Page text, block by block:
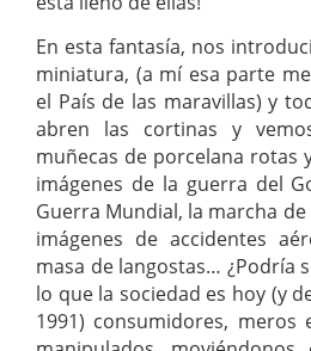
En esta fantasía, nos
miniatura, (a mí esa parte
el País de las maravillas) y
abren las cortinas y
muñecas de porcelana rotas
imágenes de la guerra del
Guerra Mundial, la marcha
imágenes de accidentes
masa de langostas… ¿Podría
lo que la sociedad es hoy (y
1991) consumidores, meros